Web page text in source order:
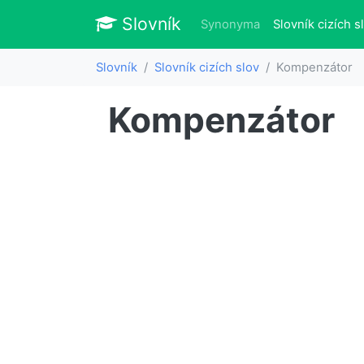
Slovník Slovník
Synonyma Slovník cizích
Slovník Slovník cizích slov Kompenzátor
Kompenzátor